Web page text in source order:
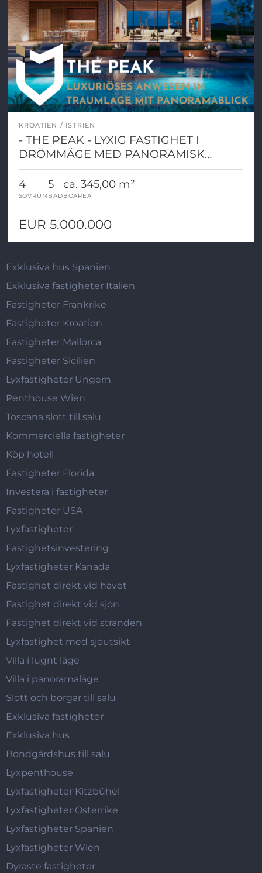
KROATIEN ISTRIEN
- THE PEAK - LYXIG FASTIGHET I
DRÖMMÄGE MED PANORAMISK
UTSIKT!
4
SOVRUM
5
BAD
ca. 345,00 m²
BOAREA
EUR 5.000.000
Exklusiva hus Spanien
Exklusiva fastigheter Italien
Fastigheter Frankrike
Fastigheter Kroatien
Fastigheter Mallorca
Fastigheter Sicilien
Lyxfastigheter Ungern
Penthouse Wien
Toscana slott till salu
Kommerciella fastigheter
Köp hotell
Fastigheter Florida
Investera i fastigheter
Fastigheter USA
Lyxfastigheter
Fastighetsinvestering
Lyxfastigheter Kanada
Fastighet direkt vid havet
Fastighet direkt vid sjön
Fastighet direkt vid stranden
Lyxfastighet med sjöutsikt
Villa i lugnt läge
Villa i panoramaläge
Slott och borgar till salu
Exklusiva fastigheter
Exklusiva hus
Bondgårdshus till salu
Lyxpenthouse
Lyxfastigheter Kitzbühel
Lyxfastigheter Österrike
Lyxfastigheter Spanien
Lyxfastigheter Wien
Dyraste fastigheter